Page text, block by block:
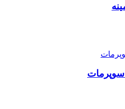
سوپرمات